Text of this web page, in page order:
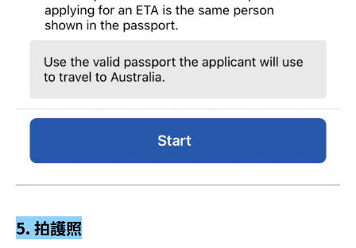
5. 拍護照